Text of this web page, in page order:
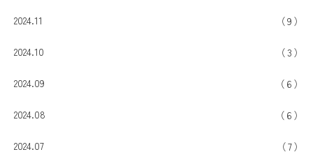
2024.11 9
2024.10 3
2024.09 6
2024.08 6
2024.07 7